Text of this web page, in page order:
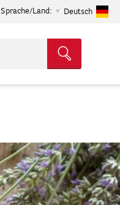
Sprache/Land: Deutsch